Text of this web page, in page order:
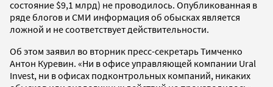
состояние $9,1 млрд) не проводилось. Опубликованная в
ряде блогов и СМИ информация об обысках является
ложной и не соответствует действительности.
Об этом заявил во вторник пресс-секретарь Тимченко
Антон Куревин. «Ни в офисе управляющей компании Ural
Invest, ни в офисах подконтрольных компаний, никаких